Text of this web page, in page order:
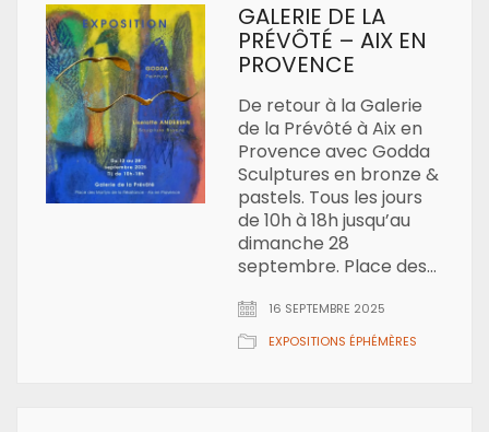
GALERIE DE LA
PRÉVÔTÉ – AIX EN
PROVENCE
De retour à la Galerie
de la Prévôté à Aix en
Provence avec Godda
Sculptures en bronze &
pastels. Tous les jours
de 10h à 18h jusqu’au
dimanche 28
septembre. Place des…
16 SEPTEMBRE 2025
EXPOSITIONS ÉPHÉMÈRES